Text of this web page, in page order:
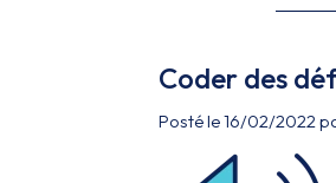
Coder des
Posté le 16/02/2022